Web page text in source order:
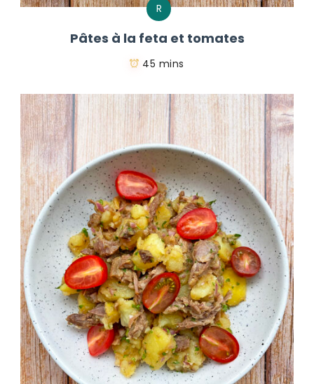
R
Pâtes à la feta et tomates
45 mins